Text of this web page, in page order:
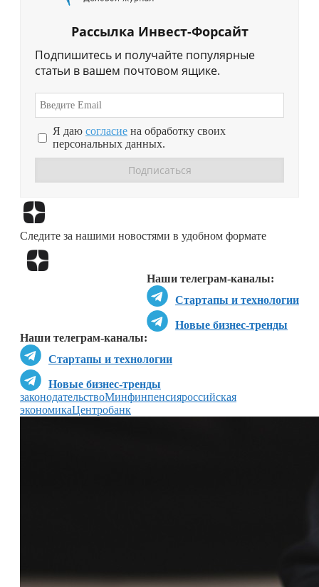
Рассылка Инвест-Форсайт
Подпишитесь и получайте популярные
статьи в вашем почтовом ящике.
Я даю согласие на обработку своих
персональных данных.
Следите за нашими новостями в удобном формате
Наши телеграм-каналы:
Стартапы и технологии
Новые бизнес-тренды
Наши телеграм-каналы:
Стартапы и технологии
Новые бизнес-тренды
законодательствоМинфинпенсияроссийская
экономикаЦентробанк